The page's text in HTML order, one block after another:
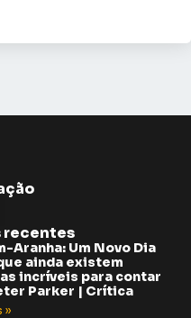
recentes
Aranha: Um Novo Dia
ainda existem
incríveis para contar
Parker | Crítica
»